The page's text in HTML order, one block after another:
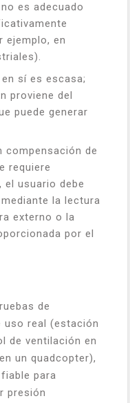
es adecuado
ejemplo, en
sí es escasa;
proviene del
puede generar
compensación de
requiere
usuario debe
la lectura
externo o la
por el
de
uso real (estación
de ventilación en
un quadcopter),
para
presión